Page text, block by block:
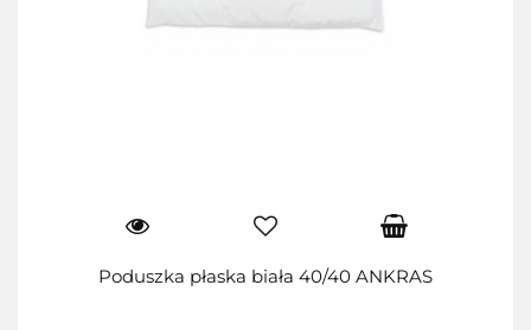
Poduszka płaska biała 40/40 ANKRAS